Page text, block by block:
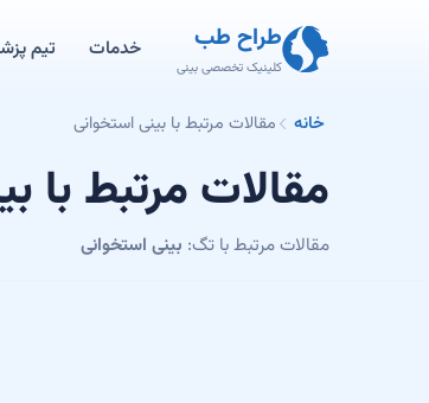
طراح طب
کلینیک تخصصی بینی
خدمات تیم
خانه مقالات مرتبط با بینی استخوانی
مقالات مرتبط با
مقالات مرتبط با تگ: بینی استخوانی